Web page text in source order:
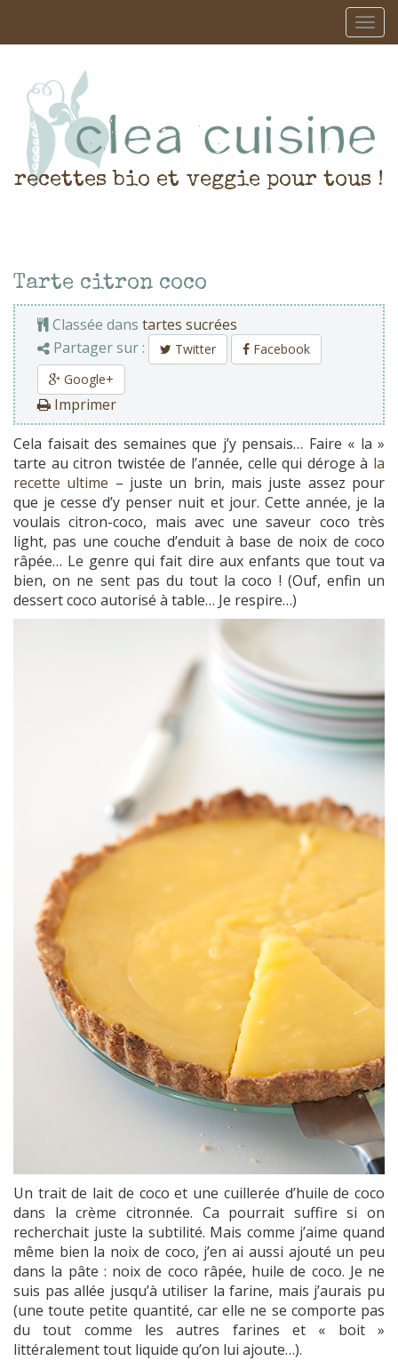
recettes bio et veggie pour tous !
Tarte citron coco
Classée dans tartes sucrées
Partager sur :
Twitter
Facebook
Google+
Imprimer
Cela faisait des semaines que j’y pensais… Faire « la »
tarte au citron twistée de l’année, celle qui déroge à la
recette ultime – juste un brin, mais juste assez pour
que je cesse d’y penser nuit et jour. Cette année, je la
voulais citron-coco, mais avec une saveur coco très
light, pas une couche d’enduit à base de noix de coco
râpée… Le genre qui fait dire aux enfants que tout va
bien, on ne sent pas du tout la coco ! (Ouf, enfin un
dessert coco autorisé à table… Je respire…)
Un trait de lait de coco et une cuillerée d’huile de coco
dans la crème citronnée. Ca pourrait suffire si on
recherchait juste la subtilité. Mais comme j’aime quand
même bien la noix de coco, j’en ai aussi ajouté un peu
dans la pâte : noix de coco râpée, huile de coco. Je ne
suis pas allée jusqu’à utiliser la farine, mais j’aurais pu
(une toute petite quantité, car elle ne se comporte pas
du tout comme les autres farines et « boit »
littéralement tout liquide qu’on lui ajoute…).